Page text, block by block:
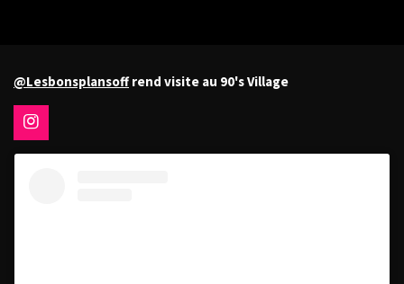
@Lesbonsplansoff rend visite au 90's Village
I
n